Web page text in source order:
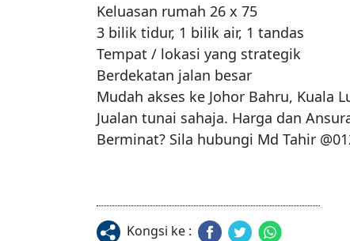
Keluasan rumah 26 x 75
3 bilik tidur, 1 bilik air, 1 tandas
Tempat / lokasi yang strategik
Berdekatan jalan besar
Mudah akses ke Johor Bahru, Kuala
Jualan tunai sahaja. Harga dan
Berminat? Sila hubungi Md Tahir
Kongsi ke :